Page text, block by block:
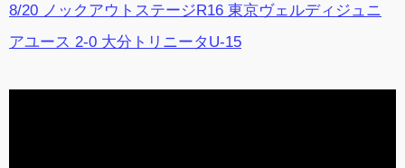
8/20 ノックアウトステージR16 東京ヴェルディジュニ
アユース 2-0 大分トリニータU-15